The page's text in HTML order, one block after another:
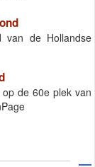
van de Hollandse
de 60e plek van